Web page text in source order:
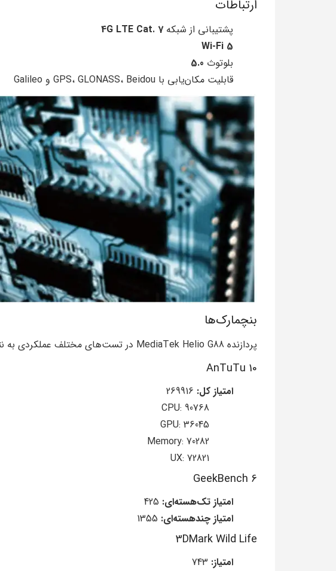
ارتباطات
پشتیبانی از شبکه4G LTE Cat. 7
Wi-Fi 5
بلوتوث 5.0
قابلیت مکان‌یابی با GPS، GLONASS، Beidou و Galileo
بنچمارک‌ها
پردازنده MediaTek Helio G88 در تست‌های مختلف عملکردی به نتایج زیر دست یافته است:
AnTuTu 10
امتیاز کل:
CPU: 90768
GPU: 36045
Memory: 70282
UX: 72821
GeekBench 6
امتیاز تک‌هسته‌ای:
امتیاز چندهسته‌ای:
3DMark Wild Life
امتیاز: